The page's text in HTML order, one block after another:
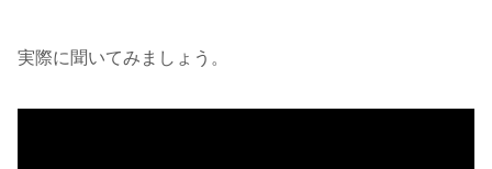
実際に聞いてみましょう。